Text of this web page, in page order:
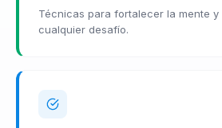
Técnicas para fortalecer la mente y
cualquier desafío.